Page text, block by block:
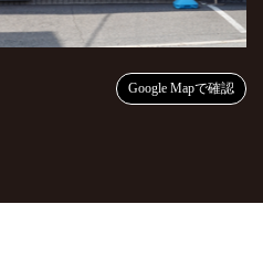
Google Mapで確認